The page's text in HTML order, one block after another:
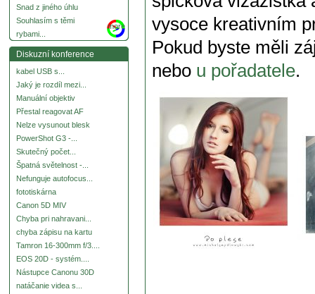
Snad z jiného úhlu
Souhlasím s těmi
rybami...
more
Diskuzní konference
kabel USB s...
Jaký je rozdíl mezi...
Manuální objektiv
Přestal reagovat AF
Nelze vysunout blesk
PowerShot G3 -...
Skutečný počet...
Špatná světelnost -...
Nefunguje autofocus...
fototiskárna
Canon 5D MIV
Chyba pri nahravani...
chyba zápisu na kartu
Tamron 16-300mm f/3....
EOS 20D - systém....
Nástupce Canonu 30D
natáčanie videa s...
vysoce kreativním
Pokud byste měli
nebo u pořadatele.